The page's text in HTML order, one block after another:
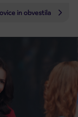
in obvestila